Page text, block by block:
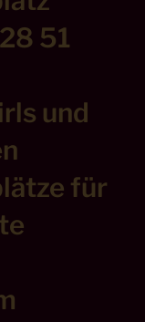
51
und
für